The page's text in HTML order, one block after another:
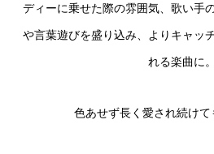
ディーに乗せた際の雰囲気、歌い手
や言葉遊びを盛り込み、よりキャッ
れる楽曲に。
色あせず長く愛され続けて